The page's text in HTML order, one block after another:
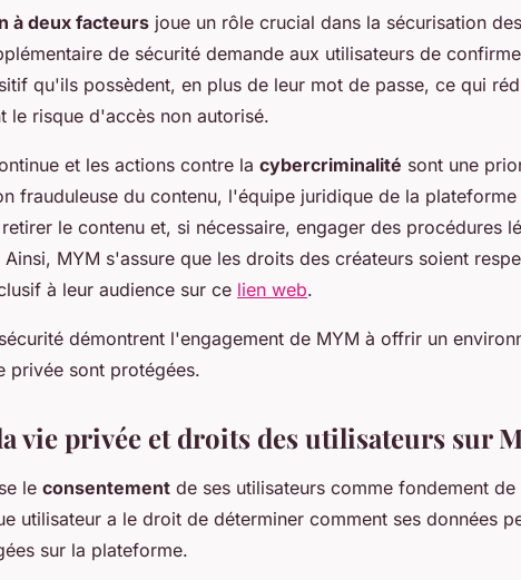
à deux facteurs joue un rôle crucial dans la sécurisation
de sécurité demande aux utilisateurs de
qu'ils possèdent, en plus de leur mot de passe, ce qui
le risque d'accès non autorisé.
et les actions contre la cybercriminalité sont une
frauduleuse du contenu, l'équipe juridique de la
le contenu et, si nécessaire, engager des procédures
Ainsi, MYM s'assure que les droits des créateurs soient
à leur audience sur ce lien web.
démontrent l'engagement de MYM à offrir un
privée sont protégées.
vie privée et droits des utilisateurs sur
le consentement de ses utilisateurs comme fondement
utilisateur a le droit de déterminer comment ses données
sur la plateforme.